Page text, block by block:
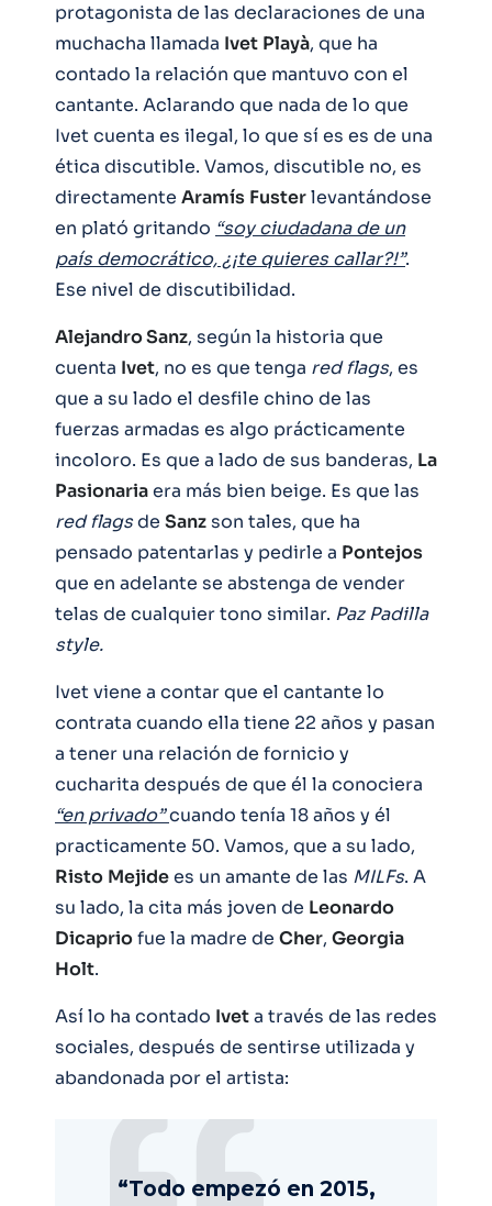
protagonista de las declaraciones de una
muchacha llamada Ivet Playà, que ha
contado la relación que mantuvo con el
cantante. Aclarando que nada de lo que
Ivet cuenta es ilegal, lo que sí es es de una
ética discutible. Vamos, discutible no, es
directamente Aramís Fusterlevantándose
en plató gritando “soy ciudadana de un
país democrático, ¿¡te quieres callar?!”.
Ese nivel de discutibilidad.
Alejandro Sanz, según la historia que
cuenta Ivet, no es que tenga red flags, es
que a su lado el desfile chino de las
fuerzas armadas es algo prácticamente
incoloro. Es que a lado de sus banderas, La
Pasionariaera más bien beige. Es que las
red flagsde Sanzson tales, que ha
pensado patentarlas y pedirle a Pontejos
que en adelante se abstenga de vender
telas de cualquier tono similar. Paz Padilla
style.
Ivet viene a contar que el cantante lo
contrata cuando ella tiene 22 años y pasan
a tener una relación de fornicio y
cucharita después de que él la conociera
“en privado”cuando tenía 18 años y él
practicamente 50. Vamos, que a su lado,
Risto Mejidees un amante de las MILFs. A
su lado, la cita más joven de Leonardo
Dicapriofue la madre de Cher, Georgia
Holt.
Así lo ha contado Iveta través de las redes
sociales, después de sentirse utilizada y
abandonada por el artista:
“Todo empezó en 2015,